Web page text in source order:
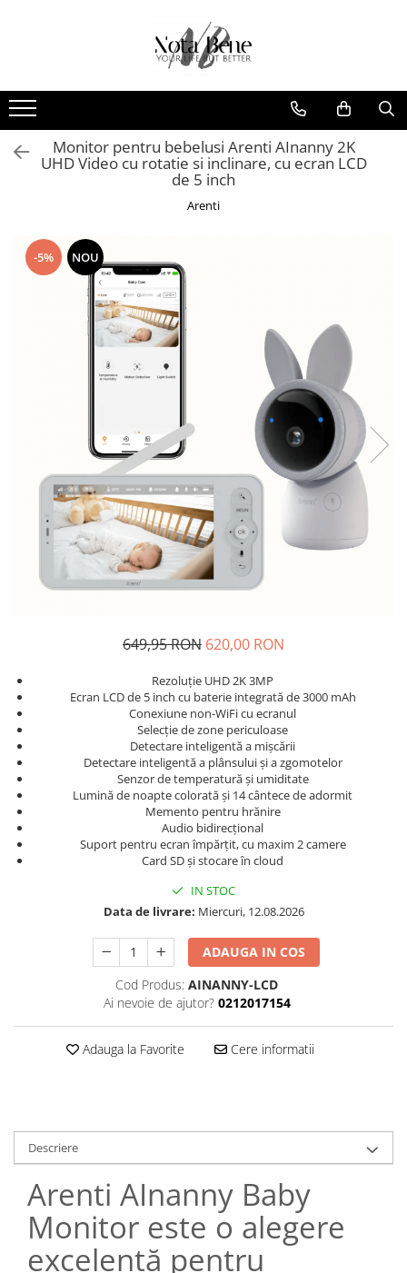
Camera de supraveghere
Conexiune 4G
Conexiune Wi-Fi
Conexiune PoE
Cu baterie
Unelte si aparate de masura
Nivele / Lasere
Telemetre
Teodolite
Accesorii
Sisteme de control al mașinilor
Monitor pentru bebelusi Arenti AInanny 2K
UHD Video cu rotatie si inclinare, cu ecran LCD
de 5 inch
Arenti
-5% NOU
649,95 RON 620,00 RON
Rezoluție UHD 2K 3MP
Ecran LCD de 5 inch cu baterie integrată de 3000 mAh
Conexiune non-WiFi cu ecranul
Selecție de zone periculoase
Detectare inteligentă a mișcării
Detectare inteligentă a plânsului și a zgomotelor
Senzor de temperatură și umiditate
Lumină de noapte colorată și 14 cântece de adormit
Memento pentru hrănire
Audio bidirecțional
Suport pentru ecran împărțit, cu maxim 2 camere
Card SD și stocare în cloud
IN STOC
Data de livrare: Miercuri, 12.08.2026
ADAUGA IN COS
Cod Produs: AINANNY-LCD
Ai nevoie de ajutor? 0212017154
Adauga la Favorite Cere informatii
Descriere
Arenti AInanny Baby
Monitor este o alegere
excelentă pentru